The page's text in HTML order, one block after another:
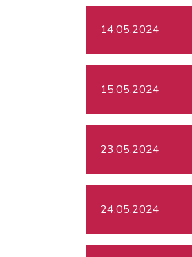
14.05.2024
15.05.2024
23.05.2024
24.05.2024